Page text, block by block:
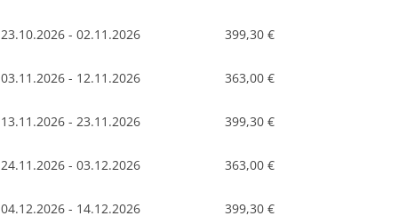
23.10.2026 - 02.11.2026 399,30 €
03.11.2026 - 12.11.2026 363,00 €
13.11.2026 - 23.11.2026 399,30 €
24.11.2026 - 03.12.2026 363,00 €
04.12.2026 - 14.12.2026 399,30 €